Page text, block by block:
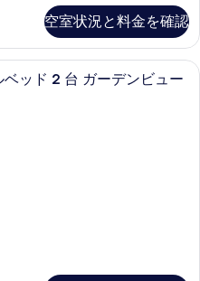
空室状況と料金を確認
セーフティボックス (室内)、デスク
ッド 2 台 ガーデンビュー